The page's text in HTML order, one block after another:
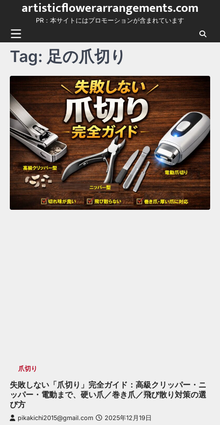
content
artisticflowerarrangements.com
PR：本サイトにはプロモーションが含まれています
Tag: 足の爪切り
爪切り
失敗しない「爪切り」完全ガイド：高級クリッパー・ニ
ッパー・電動まで、硬い爪／巻き爪／飛び散り対策の選
び方
pikakichi2015@gmail.com 2025年12月19日